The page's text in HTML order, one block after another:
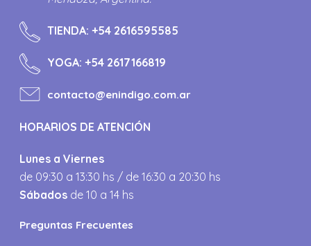
TIENDA:+54 2616595585
YOGA:+54 2617166819
contacto@enindigo.com.ar
HORARIOS DE ATENCIÓN
Lunes a Viernes
de 09:30 a 13:30 hs / de 16:30 a 20:30 hs
Sábados de 10 a 14 hs
Preguntas Frecuentes